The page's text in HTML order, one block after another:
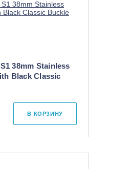
38mm Stainless
Black Classic
В КОРЗИНУ